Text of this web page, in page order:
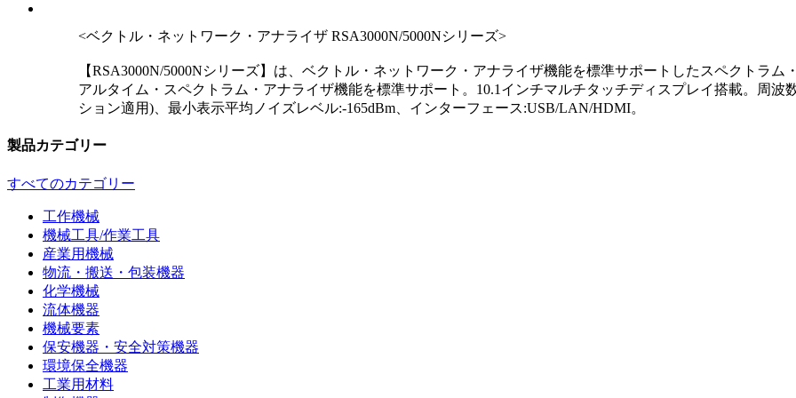
<ベクトル・ネットワーク・アナライザ RSA3000N/5000Nシリーズ>
【RSA3000N/5000Nシリーズ】は、ベクトル・ネットワーク・アナライザ機能を標準サポートしたスペクトラ
アルタイム・スペクトラム・アナライザ機能を標準サポート。10.1インチマルチタッチディスプレイ搭載。周波
ション適用)、最小表示平均ノイズレベル:-165dBm、インターフェース:USB/LAN/HDMI。
製品カテゴリー
すべてのカテゴリー
工作機械
機械工具/作業工具
産業用機械
物流・搬送・包装機器
化学機械
流体機器
機械要素
保安機器・安全対策機器
環境保全機器
工業用材料